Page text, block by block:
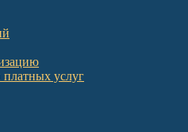
платных услуг